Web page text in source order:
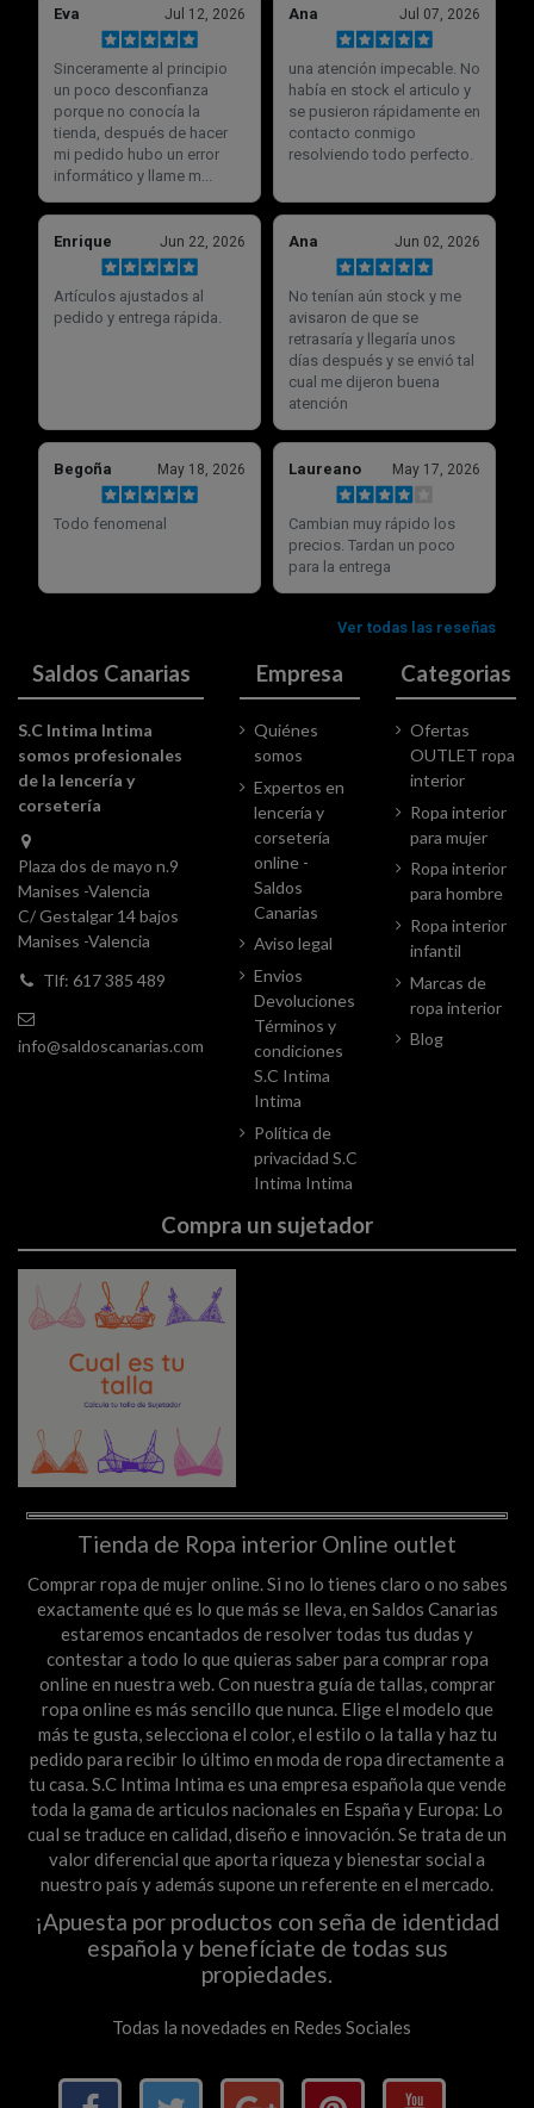
Saldos Canarias
S.C Intima Intima
somos profesionales
de la lencería y
corsetería
Plaza dos de mayo n.9
Manises -Valencia
C/ Gestalgar 14 bajos
Manises -Valencia
Tlf: 617 385 489
info@saldoscanarias.com
Empresa
Quiénes
somos
Expertos en
lencería y
corsetería
online -
Saldos
Canarias
Aviso legal
Envios
Devoluciones
Términos y
condiciones
S.C Intima
Intima
Política de
privacidad S.C
Intima Intima
Categorias
Ofertas
OUTLET ropa
interior
Ropa interior
para mujer
Ropa interior
para hombre
Ropa interior
infantil
Marcas de
ropa interior
Blog
Compra un sujetador
Tienda de Ropa interior Online outlet
Comprar ropa de mujer online. Si no lo tienes claro o no sabes
exactamente qué es lo que más se lleva, en Saldos Canarias
estaremos encantados de resolver todas tus dudas y
contestar a todo lo que quieras saber para comprar ropa
online en nuestra web. Con nuestra guía de tallas, comprar
ropa online es más sencillo que nunca. Elige el modelo que
más te gusta, selecciona el color, el estilo o la talla y haz tu
pedido para recibir lo último en moda de ropa directamente a
tu casa. S.C Intima Intima es una empresa española que vende
toda la gama de articulos nacionales en España y Europa: Lo
cual se traduce en calidad, diseño e innovación. Se trata de un
valor diferencial que aporta riqueza y bienestar social a
nuestro país y además supone un referente en el mercado.
¡Apuesta por productos con seña de identidad
española y benefíciate de todas sus
propiedades.
Todas la novedades en Redes Sociales